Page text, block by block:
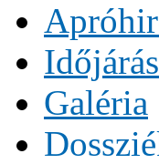
Időjárás
Galéria